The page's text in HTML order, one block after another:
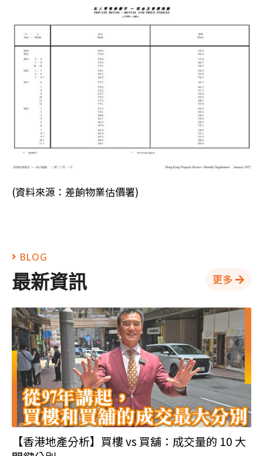
(資料來源：差餉物業估價署)
BLOG
最新資訊 更多
【香港地產分析】買樓 vs 買舖：成交量的 10 大